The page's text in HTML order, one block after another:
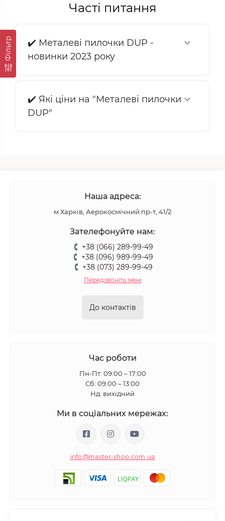
Фільтр
Часті питання
✔️ Металеві пилочки DUP -
новинки 2023 року
✔️ Які ціни на "Металеві пилочки
DUP"
Наша адреса:
м.Харків, Аерокосмічний пр-т, 41/2
Зателефонуйте нам:
+38 (066) 289-99-49
+38 (096) 989-99-49
+38 (073) 289-99-49
Передзвоніть мені
До контактів
Час роботи
Пн-Пт: 09:00 – 17:00
Сб: 09:00 – 13:00
Нд: вихідний
Ми в соціальних мережах:
info@master-shop.com.ua